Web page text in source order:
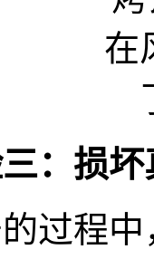
：损坏
过程